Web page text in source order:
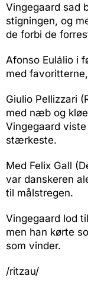
Vingegaard sad
stigningen, og
de forbi de
Afonso Eulálio i
med
Giulio Pellizzari
med næb og
Vingegaard
stærkeste.
Med Felix Gall
var danskeren
til målstregen.
Vingegaard lod
men han kørte
som vinder.
/ritzau/